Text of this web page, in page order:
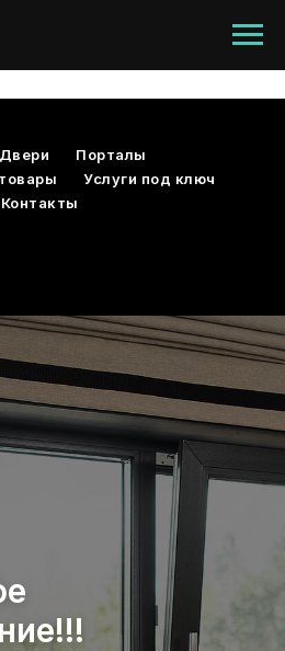
Двери
Порталы
Услуги под ключ
Контакты